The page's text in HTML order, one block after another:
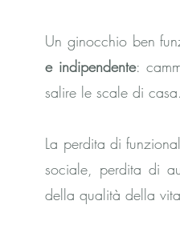
Un ginocchio ben
e indipendente:
salire le scale di casa.
La perdita di
sociale, perdita di
della qualità della